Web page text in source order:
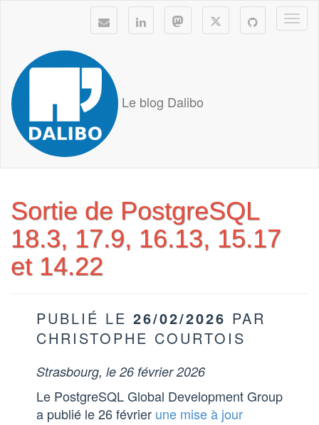
Le blog Dalibo
Sortie de PostgreSQL
18.3, 17.9, 16.13, 15.17
et 14.22
PUBLIÉ LE 26/02/2026 PAR
CHRISTOPHE COURTOIS
Strasbourg, le 26 février 2026
Le PostgreSQL Global Development Group
a publié le 26 février une mise à jour